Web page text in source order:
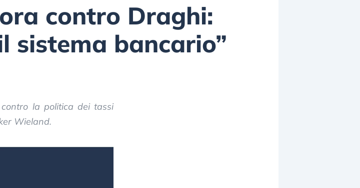
contro Draghi:
sistema bancario”
la politica dei tassi
Wieland.